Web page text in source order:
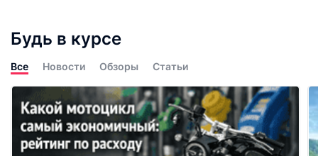
Будь в курсе
Все Новости Обзоры Статьи